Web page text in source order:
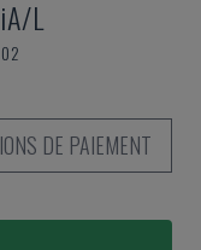
L
DE PAIEMENT